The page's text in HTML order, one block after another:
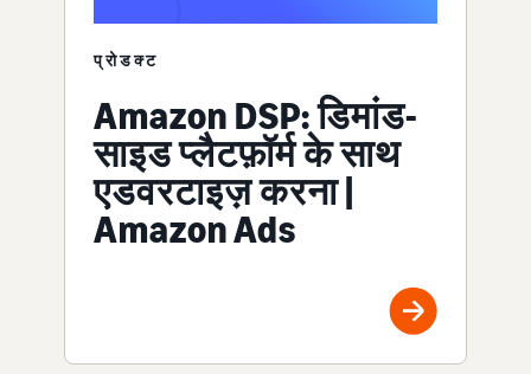
प्रोडक्ट
Amazon DSP: डिमांड-
साइड प्लैटफ़ॉर्म के साथ
एडवरटाइज़ करना |
Amazon Ads